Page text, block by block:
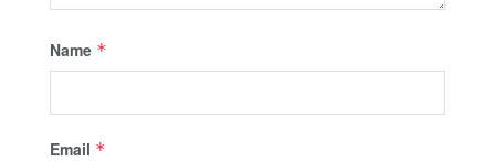
Name *
Email *